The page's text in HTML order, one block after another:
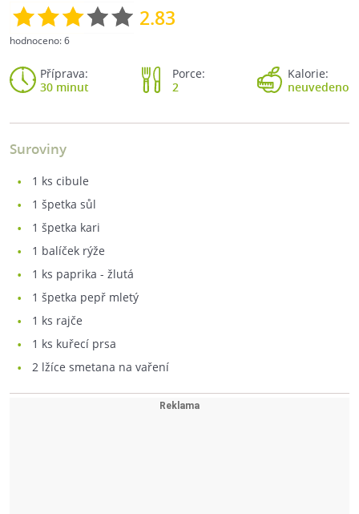
2.83
hodnoceno:6
Příprava:
30 minut
Porce:
2
Kalorie:
neuvedeno
Suroviny
1 ks cibule
1 špetka sůl
1 špetka kari
1 balíček rýže
1 ks paprika - žlutá
1 špetka pepř mletý
1 ks rajče
1 ks kuřecí prsa
2 lžíce smetana na vaření